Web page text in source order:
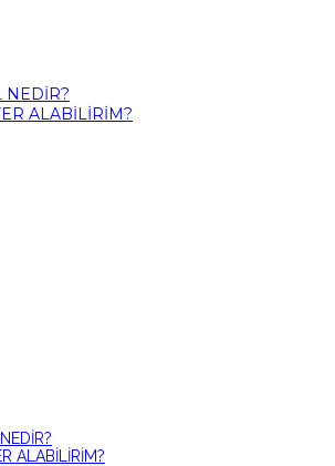
NEDİR?
ALABİLİRİM?
ALABİLİRİM?